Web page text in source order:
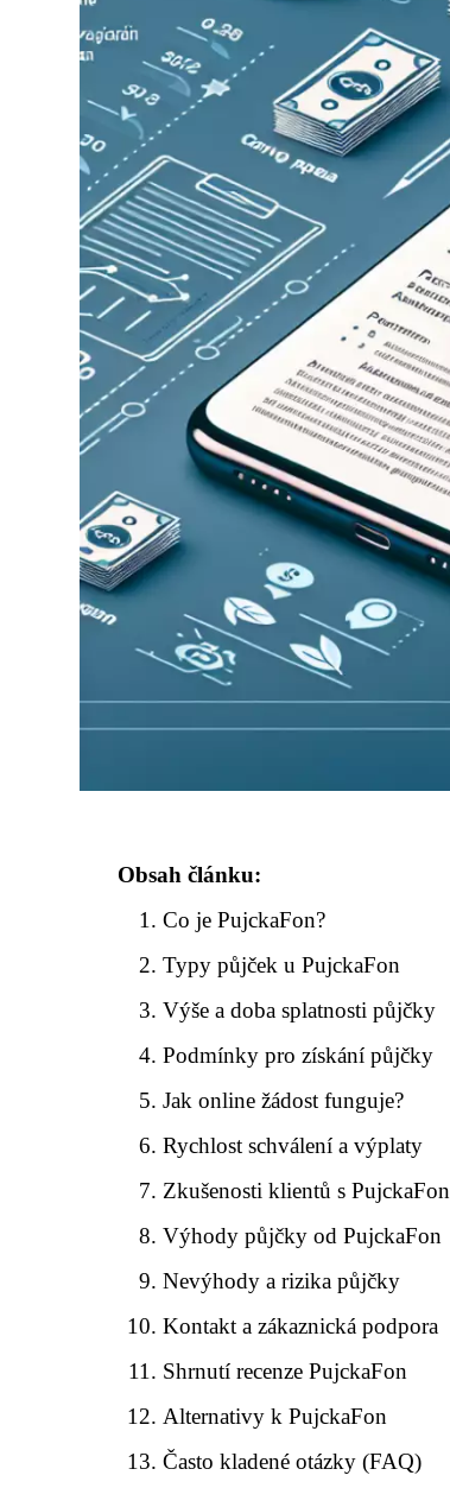
Obsah článku:
Co je PujckaFon?
Typy půjček u PujckaFon
Výše a doba splatnosti půjčky
Podmínky pro získání půjčky
Jak online žádost funguje?
Rychlost schválení a výplaty
Zkušenosti klientů s PujckaFon
Výhody půjčky od PujckaFon
Nevýhody a rizika půjčky
Kontakt a zákaznická podpora
Shrnutí recenze PujckaFon
Alternativy k PujckaFon
Často kladené otázky (FAQ)